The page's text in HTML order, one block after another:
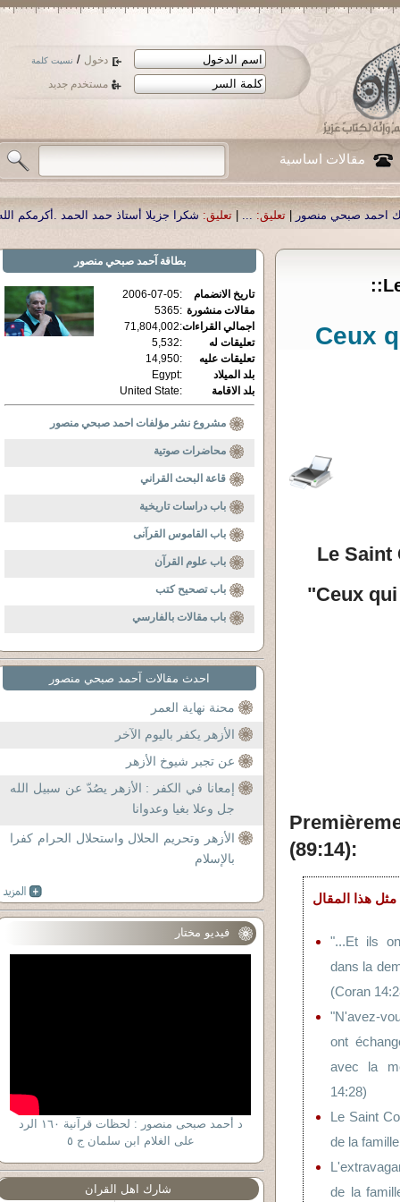
دخول / نسيت كلمة
مستخدم جديد
مقالات اساسية
شكرا جزيلا أستاذ حمد الحمد .أكرمكم الله .| تعليق: نسأل الله تعالى أن يمن
"Ceux
Le Saint
"Ceux
(89:14):
"...Et ils
dans la
(Coran
"N'avez-
ont
avec la
14:28)
Le Saint
de la
de la
بطاقة آحمد صبحي منصور
تاريخ الانضمام :
2006-07-05
مقالات منشورة :
5365
اجمالي القراءات:
71,804,002
تعليقات له
:
5,532
تعليقات عليه
:
14,950
بلد الميلاد
:
Egypt
بلد الاقامة
:
United State
مشروع نشر مؤلفات احمد صبحي منصور
محاضرات صوتية
قاعة البحث القراني
باب دراسات تاريخية
باب القاموس القرآنى
باب علوم القرآن
باب تصحيح كتب
باب مقالات بالفارسي
احدث مقالات آحمد صبحي منصور
محنة نهاية العمر
الأزهر يكفر باليوم الآخر
عن تجبر شيوخ الأزهر
إمعانا في الكفر : الأزهر يصُدّ عن سبيل الله
جل وعلا بغيا وعدوانا
الأزهر وتحريم الحلال واستحلال الحرام كفرا
بالإسلام
فيديو مختار
د أحمد صبحى منصور : لحظات قرآنية ١٦٠ الرد
على الغلام ابن سلمان ج ٥
شارك اهل القران